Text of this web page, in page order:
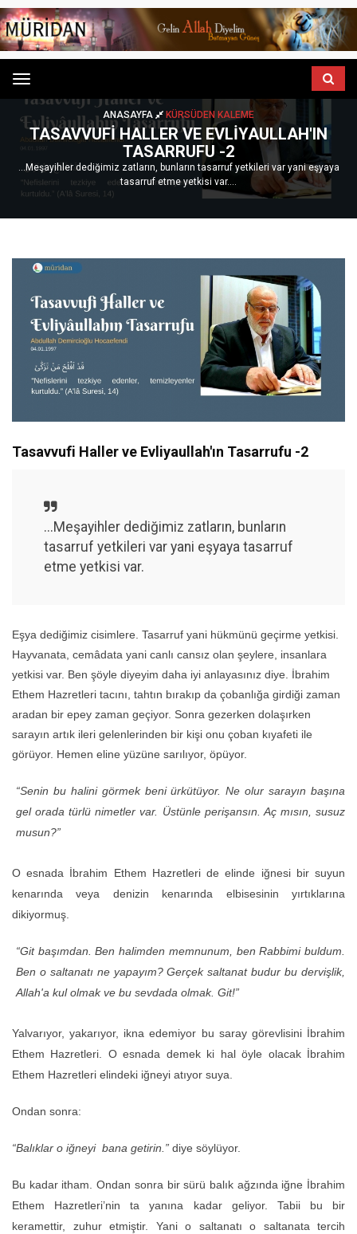
Menu
ANASAYFA KÜRSÜDEN KALEME
TASAVVUFI HALLER VE EVLIYAULLAH'IN
TASARRUFU -2
...Meşayihler dediğimiz zatların, bunların tasarruf yetkileri var yani eşyaya
tasarruf etme yetkisi var....
Tasavvufi Haller ve Evliyaullah'ın Tasarrufu -2
...Meşayihler dediğimiz zatların, bunların
tasarruf yetkileri var yani eşyaya tasarruf
etme yetkisi var.
Eşya dediğimiz cisimlere. Tasarruf yani hükmünü geçirme yetkisi.
Hayvanata, cemâdata yani canlı cansız olan şeylere, insanlara
yetkisi var. Ben şöyle diyeyim daha iyi anlayasınız diye. İbrahim
Ethem Hazretleri tacını, tahtın bırakıp da çobanlığa girdiği zaman
aradan bir epey zaman geçiyor. Sonra gezerken dolaşırken
sarayın artık ileri gelenlerinden bir kişi onu çoban kıyafeti ile
görüyor. Hemen eline yüzüne sarılıyor, öpüyor.
“Senin bu halini görmek beni ürkütüyor. Ne olur sarayın başına
gel orada türlü nimetler var. Üstünle perişansın. Aç mısın, susuz
musun?”
O esnada İbrahim Ethem Hazretleri de elinde iğnesi bir suyun
kenarında veya denizin kenarında elbisesinin yırtıklarına
dikiyormuş.
“Git başımdan. Ben halimden memnunum, ben Rabbimi buldum.
Ben o saltanatı ne yapayım? Gerçek saltanat budur bu dervişlik,
Allah'a kul olmak ve bu sevdada olmak. Git!”
Yalvarıyor, yakarıyor, ikna edemiyor bu saray görevlisini İbrahim
Ethem Hazretleri. O esnada demek ki hal öyle olacak İbrahim
Ethem Hazretleri elindeki iğneyi atıyor suya.
Ondan sonra:
“Balıklar o iğneyi bana getirin.” diye söylüyor.
Bu kadar itham. Ondan sonra bir sürü balık ağzında iğne İbrahim
Ethem Hazretleri’nin ta yanına kadar geliyor. Tabii bu bir
keramettir, zuhur etmiştir. Yani o saltanatı o saltanata tercih